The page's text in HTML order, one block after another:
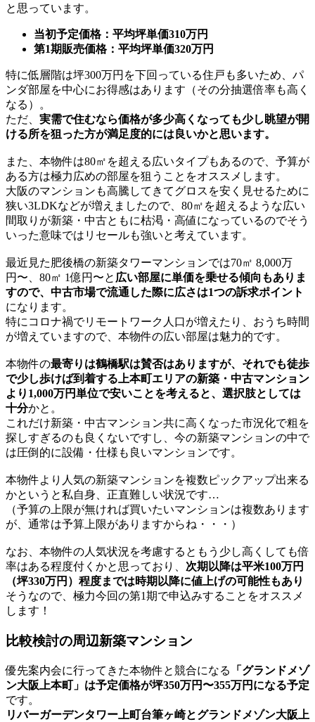
と思っています。
当初予定価格：平均坪単価310万円
第1期販売価格：平均坪単価320万円
特に低層階は坪300万円を下回っている住戸も多いため、パ
ンダ部屋を中心にお得感はあります（その分抽選倍率も高く
なる）。
ただ、 実需で住むなら価格が多少高くなっても少し眺望が開
ける所を狙った方が満足度的には良いかと思います。
また、本物件は80㎡を超える広いタイプもあるので、予算が
ある方は極力広めの部屋を狙うことをオススメします。
大阪のマンションも高騰してきてグロスを安く見せるために
狭い3LDKなどが増えましたので、80㎡を超えるような広い
間取りが新築・中古ともに枯渇・高値になっているのでそう
いった意味ではリセールも強いと考えています。
最近見た肥後橋の新築タワーマンションでは70㎡ 8,000万
円〜、80㎡ 1億円〜と 広い部屋に単価を乗せる傾向もありま
すので、中古市場で流通した際に広さは1つの訴求ポイント
になります。
特にコロナ禍でリモートワーク人口が増えたり、おうち時間
が増えていますので、本物件の広い部屋は魅力的です。
本物件の最寄りは鶴橋駅は賛否はありますが、それでも徒歩
で少し歩けば到着する上本町エリアの新築・中古マンション
より1,000万円単位で安いことを考えると、選択肢としては
十分かと。
これだけ新築・中古マンション共に高くなった市況化で粗を
探しすぎるのも良くないですし、今の新築マンションの中で
は圧倒的に設備・仕様も良いマンションです。
本物件より人気の新築マンションを複数ピックアップ出来る
かというと私自身、正直難しい状況です…
（予算の上限が無ければ買いたいマンションは複数あります
が、通常は予算上限がありますからね・・・）
なお、本物件の人気状況を考慮するともう少し高くしても倍
率はある程度付くかと思っており、 次期以降は平米100万円
（坪330万円）程度までは時期以降に値上げの可能性もあり
そうなので、極力今回の第1期で申込みすることをオススメ
します！
比較検討の周辺新築マンション
優先案内会に行ってきた本物件と競合になる
「グランドメゾ
ン大阪上本町」は予定価格が坪350万円〜355万円になる予定
です。
リバーガーデンタワー上町台筆ヶ崎とグランドメゾン大阪上